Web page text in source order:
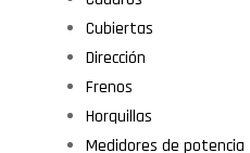
Cubiertas
Dirección
Frenos
Horquillas
Medidores de potencia